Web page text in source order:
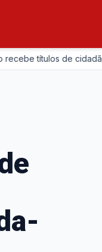
de cidadão em